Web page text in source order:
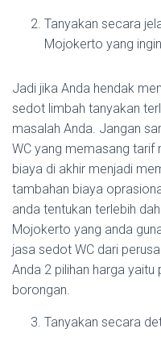
Tanyakan secara
Mojokerto yang
Jadi jika Anda hendak
sedot limbah tanyakan
masalah Anda. Jangan
WC yang memasang tarif
biaya di akhir menjadi
tambahan biaya
anda tentukan terlebih
Mojokerto yang anda
jasa sedot WC dari
Anda 2 pilihan harga
borongan.
Tanyakan secara